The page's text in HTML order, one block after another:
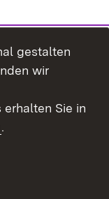
gestalten
wir
erhalten Sie in
.